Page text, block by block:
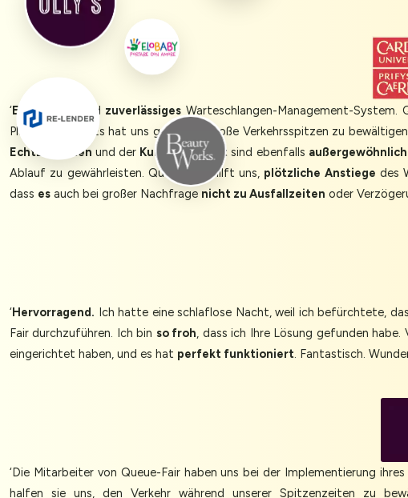
‘Effizientes und zuverlässiges Warteschlangen-Management-System.
Plattform aus. Es hat uns geholfen, große Verkehrsspitzen zu
Echtzeitdaten und der Kundensupport sind ebenfalls außergewöhnlich
Ablauf zu gewährleisten. Queue-Fair hilft uns, plötzliche Anstiege des
dass es auch bei großer Nachfrage nicht zu Ausfallzeiten oder
‘Hervorragend. Ich hatte eine schlaflose Nacht, weil ich befürchtete,
Fair durchzuführen. Ich bin so froh, dass ich Ihre Lösung gefunden habe.
eingerichtet haben, und es hat perfekt funktioniert. Fantastisch.
‘Die Mitarbeiter von Queue-Fair haben uns bei der Implementierung
halfen sie uns, den Verkehr während unserer Spitzenzeiten zu